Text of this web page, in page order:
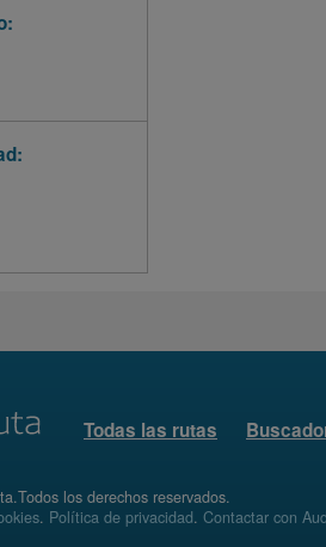
Todas las rutas
los derechos reservados.
. Política de privacidad. Contactar con